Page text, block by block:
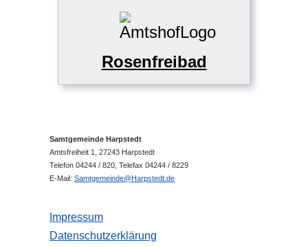
Rosenfreibad
Samtgemeinde Harpstedt
Amtsfreiheit 1, 27243 Harpstedt
Telefon 04244 / 820, Telefax 04244 / 8229
E-Mail: Samtgemeinde@Harpstedt.de
Impressum
Datenschutzerklärung